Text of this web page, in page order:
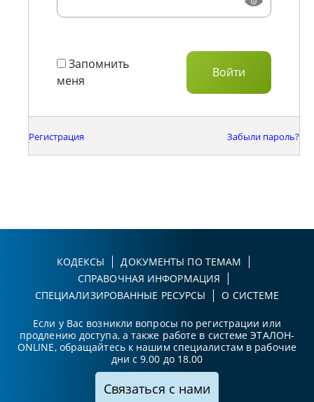
Запомнить
меня
Регистрация Забыли пароль?
КОДЕКСЫ
ДОКУМЕНТЫ ПО ТЕМАМ
СПРАВОЧНАЯ ИНФОРМАЦИЯ
СПЕЦИАЛИЗИРОВАННЫЕ РЕСУРСЫ
О СИСТЕМЕ
Если у Вас возникли вопросы по регистрации или
продлению доступа, а также работе в системе ЭТАЛОН-
ONLINE, обращайтесь к нашим специалистам в рабочие
дни с 9.00 до 18.00
Связаться с нами